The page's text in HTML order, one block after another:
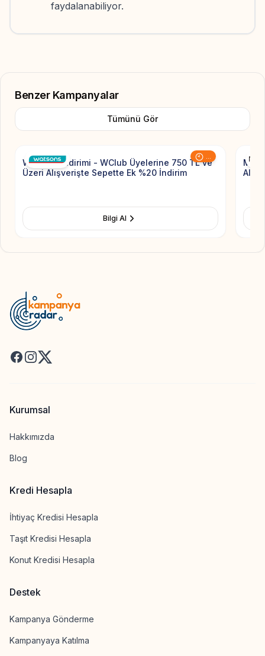
faydalanabiliyor.
Benzer Kampanyalar
Tümünü Gör
Add to
Watsons İndirimi - WClub Üyelerine 750 TL ve
Üzeri Alışverişte Sepette Ek %20 İndirim
Bilgi Al
Facebook
Instagram
X
Kurumsal
Hakkımızda
Blog
Kredi Hesapla
İhtiyaç Kredisi Hesapla
Taşıt Kredisi Hesapla
Konut Kredisi Hesapla
Destek
Kampanya Gönderme
Kampanyaya Katılma